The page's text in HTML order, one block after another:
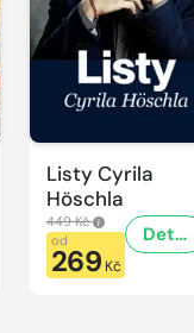
Listy Cyrila
Höschla
449 Kč
od
269 Kč
Detail